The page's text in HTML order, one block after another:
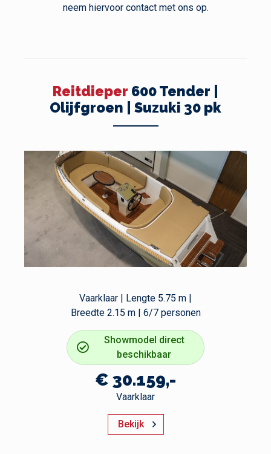
neem hiervoor contact met ons op.
Vaarklaar | Lengte 5.75 m |
Breedte 2.15 m | 6/7 personen
Showmodel direct
beschikbaar
€ 30.159,-
Vaarklaar
Bekijk
Reitdieper 600 Tender |
Olijfgroen | Suzuki 30 pk